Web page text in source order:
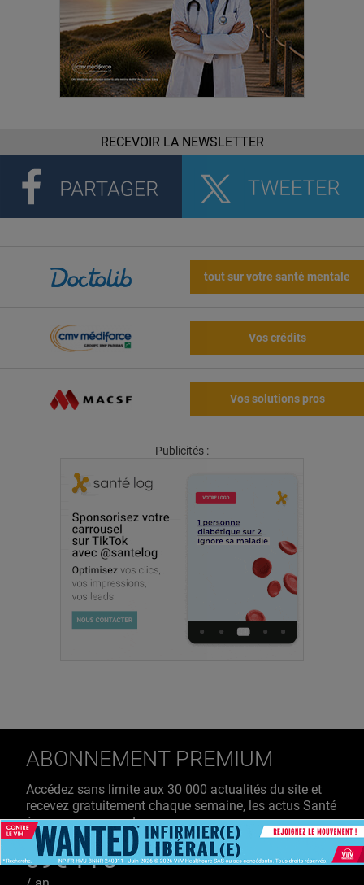
RECEVOIR LA NEWSLETTER
tout sur votre santé mentale
Vos crédits
Vos solutions pros
Publicités :
ABONNEMENT PREMIUM
Accédez sans limite aux 30 000 actualités du site et
recevez gratuitement chaque semaine, les actus Santé
à ne pas manquer !
39€ TTC